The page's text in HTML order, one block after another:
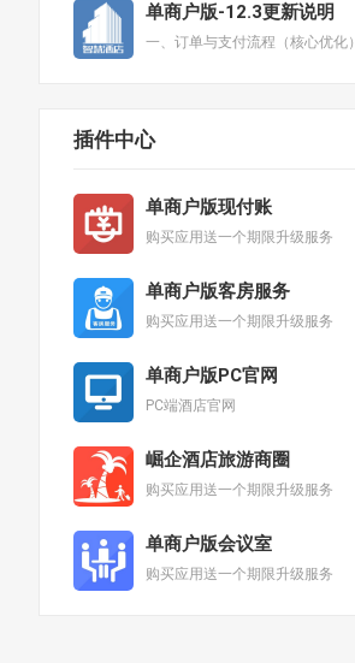
单商户版-12.3更新说明
插件中心
单商户版现付账
购买应用送一个期限升级服务
单商户版客房服务
购买应用送一个期限升级服务
单商户版PC官网
PC端酒店官网
崛企酒店旅游商圈
购买应用送一个期限升级服务
单商户版会议室
购买应用送一个期限升级服务